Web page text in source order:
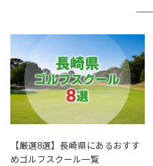
【厳選8選】長崎県にあるおすす
めゴルフスクール一覧